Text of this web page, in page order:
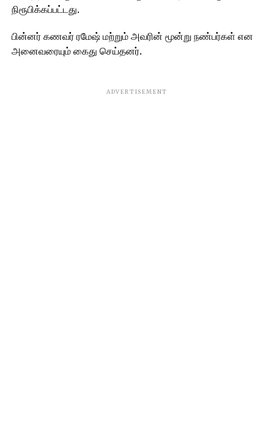
நிரூபிக்கப்பட்டது.
பின்னர் கணவர் ரமேஷ் மற்றும் அவரின் மூன்று நண்பர்கள் என
அனைவரையும் கைது செய்தனர்.
ADVERTISEMENT